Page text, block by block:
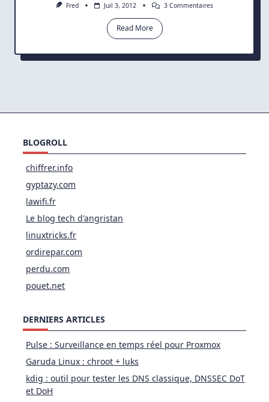
Fred Juil 3, 2012 3 CommentairesSur
Caractère
Read More
BLOGROLL
chiffrer.info
gyptazy.com
lawifi.fr
Le blog tech d'angristan
linuxtricks.fr
ordirepar.com
perdu.com
pouet.net
DERNIERS ARTICLES
Pulse : Surveillance en temps réel pour Proxmox
Garuda Linux : chroot + luks
kdig : outil pour tester les DNS classique, DNSSEC DoT
et DoH